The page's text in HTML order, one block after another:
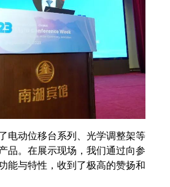
电动位移台系列、光学调整架等
品。在展示现场，我们通过向参
能与特性，收到了极高的赞扬和